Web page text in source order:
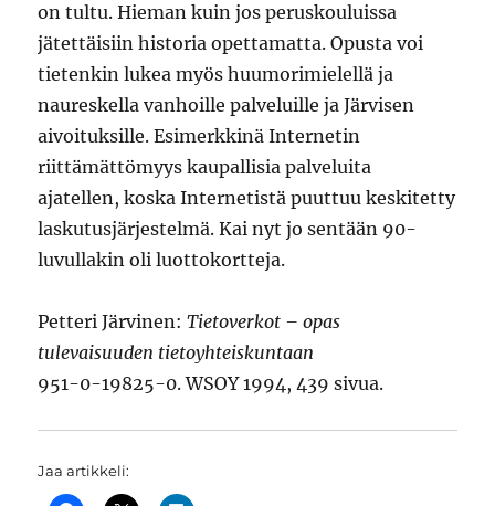
on tultu. Hieman kuin jos peruskouluissa
jätettäisiin historia opettamatta. Opusta voi
tietenkin lukea myös huumorimielellä ja
naureskella vanhoille palveluille ja Järvisen
aivoituksille. Esimerkkinä Internetin
riittämättömyys kaupallisia palveluita
ajatellen, koska Internetistä puuttuu keskitetty
laskutusjärjestelmä. Kai nyt jo sentään 90-
luvullakin oli luottokortteja.
Petteri Järvinen:Tietoverkot – opas
tulevaisuuden tietoyhteiskuntaan
951-0-19825-0. WSOY 1994, 439 sivua.
Jaa artikkeli: